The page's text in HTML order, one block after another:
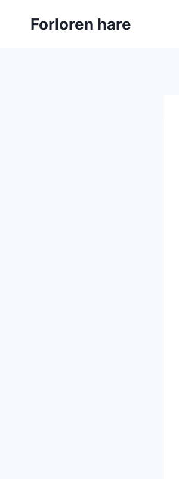
Forloren hare